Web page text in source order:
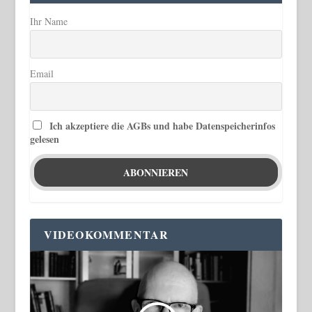
Ihr Name
Email
Ich akzeptiere die AGBs und habe Datenspeicherinfos
gelesen
VIDEOKOMMENTAR